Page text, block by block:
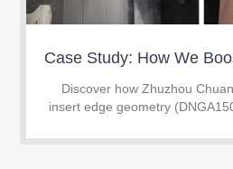
Discover how Zhuzhou
insert edge geometry
shafts.